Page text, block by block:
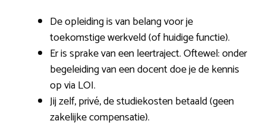
De opleiding is van belang voor je
toekomstige werkveld (of huidige functie).
Er is sprake van een leertraject. Oftewel: onder
begeleiding van een docent doe je de kennis
op via LOI.
Jij zelf, privé, de studiekosten betaald (geen
zakelijke compensatie).